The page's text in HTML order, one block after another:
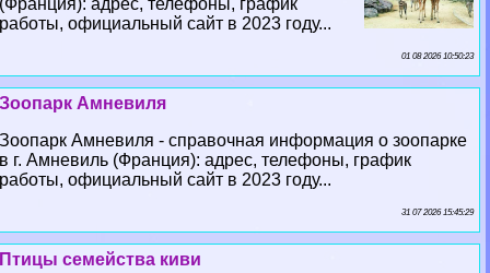
(Франция): адрес, телефоны, график
работы, официальный сайт в 2023 году...
01 08 2026 10:50:23
Зоопарк Амневиля
Зоопарк Амневиля - справочная информация о зоопарке
в г. Амневиль (Франция): адрес, телефоны, график
работы, официальный сайт в 2023 году...
31 07 2026 15:45:29
Птицы семейства киви